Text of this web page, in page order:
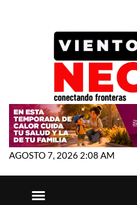
AGOSTO 7, 2026 2:08 AM